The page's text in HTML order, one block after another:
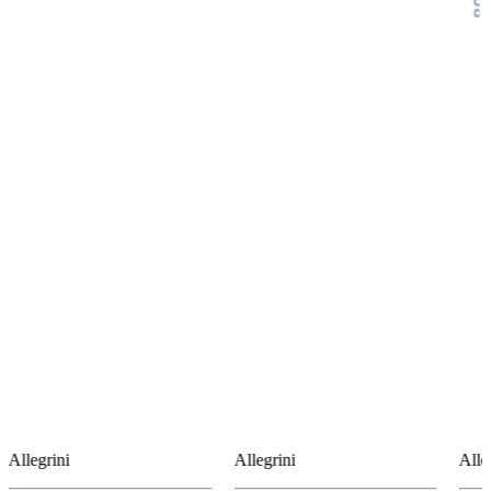
Allegrini Allegrini